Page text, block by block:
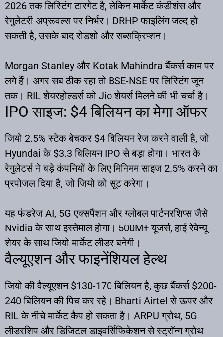
2026 तक लिस्टिंग टारगेट है, लेकिन मार्केट कंडीशंस और
रेगुलेटरी अप्रूवल्स पर निर्भर। DRHP फाइलिंग जल्द हो
सकती है, उसके बाद रोडशो और सब्सक्रिप्शन।
Morgan Stanley और Kotak Mahindra बैंकर्स काम पर
लगे हैं। अगर सब ठीक रहा तो BSE-NSE पर लिस्टिंग जून
तक। RIL शेयरहोल्डर्स को Jio शेयर्स मिलने की भी चर्चा है।
IPO साइज: $4 बिलियन का मेगा ऑफर
जियो 2.5% स्टेक बेचकर $4 बिलियन रेज करने वाली है, जो
Hyundai के $3.3 बिलियन IPO से बड़ा होगा। भारत के
रेगुलेटर्स ने बड़े कंपनियों के लिए मिनिमम साइज 2.5% करने का
प्रपोजल दिया है, जो जियो को सूट करेगा।
यह फंडरेज AI, 5G एक्सपैंशन और ग्लोबल पार्टनरशिप्स जैसे
Nvidia के साथ इस्तेमाल होगा। 500M+ यूजर्स, हाई रेवेन्यू
शेयर के साथ जियो मार्केट लीडर बनेगी।
वैल्यूएशन और फाइनेंशियल हेल्थ
जियो की वैल्यूएशन $130-170 बिलियन है, कुछ बैंकर्स $200-
240 बिलियन की पिच कर रहे। Bharti Airtel से ऊपर और
RIL के नीचे मार्केट कैप हो सकता है। ARPU ग्रोथ, 5G
लीडरशिप और डिजिटल डाइवर्सिफिकेशन से स्ट्रॉन्ग ग्रोथ